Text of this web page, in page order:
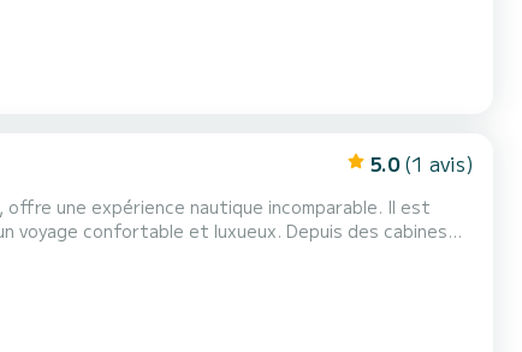
5.0 (1 avis)
offre une expérience nautique incomparable. Il est
voyage confortable et luxueux. Depuis des cabines
est pensé pour offrir une expérience sans pareille